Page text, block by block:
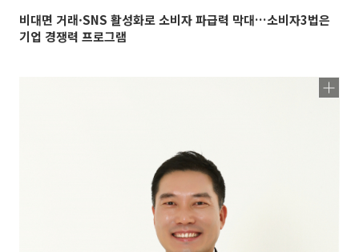
비대면 거래·SNS 활성화로 소비자 파급력 막대…소비자3법은
기업 경쟁력 프로그램